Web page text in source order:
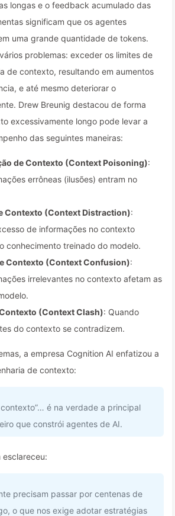
longas e o feedback acumulado das
significam que os agentes
uma grande quantidade de tokens.
problemas: exceder os limites de
de contexto, resultando em aumentos
e até mesmo deteriorar o
Drew Breunig destacou de forma
excessivamente longo pode levar a
das seguintes maneiras:
de Contexto (Context Poisoning):
errôneas (ilusões) entram no
Contexto (Context Distraction):
de informações no contexto
conhecimento treinado do modelo.
Contexto (Context Confusion):
irrelevantes no contexto afetam as
(Context Clash): Quando
do contexto se contradizem.
a empresa Cognition AI enfatizou a
de contexto:
contexto”… é na verdade a principal
que constrói agentes de AI.
esclareceu:
precisam passar por centenas de
o que nos exige adotar estratégias